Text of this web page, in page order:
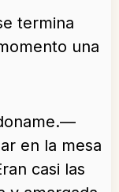
termina
una
en la mesa
casi las